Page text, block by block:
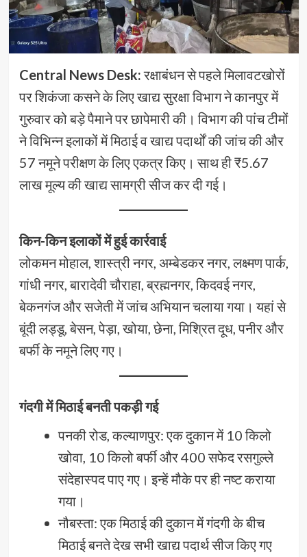
Central News Desk:रक्षाबंधन से पहले मिलावटखोरों
पर शिकंजा कसने के लिए खाद्य सुरक्षा विभाग ने कानपुर में
गुरुवार को बड़े पैमाने पर छापेमारी की। विभाग की पांच टीमों
ने विभिन्न इलाकों में मिठाई व खाद्य पदार्थों की जांच की और
57 नमूने परीक्षण के लिए एकत्र किए। साथ ही ₹5.67
लाख मूल्य की खाद्य सामग्री सीज कर दी गई।
किन-किन इलाकों में हुई कार्रवाई
लोकमन मोहाल, शास्त्री नगर, अम्बेडकर नगर, लक्ष्मण पार्क,
गांधी नगर, बारादेवी चौराहा, ब्रह्मनगर, किदवई नगर,
बेकनगंज और सजेती में जांच अभियान चलाया गया। यहां से
बूंदी लड्डू, बेसन, पेड़ा, खोया, छेना, मिश्रित दूध, पनीर और
बर्फी के नमूने लिए गए।
गंदगी में मिठाई बनती पकड़ी गई
पनकी रोड, कल्याणपुर: एक दुकान में 10 किलो
खोवा, 10 किलो बर्फी और 400 सफेद रसगुल्ले
संदेहास्पद पाए गए। इन्हें मौके पर ही नष्ट कराया
गया।
नौबस्ता: एक मिठाई की दुकान में गंदगी के बीच
मिठाई बनते देख सभी खाद्य पदार्थ सीज किए गए